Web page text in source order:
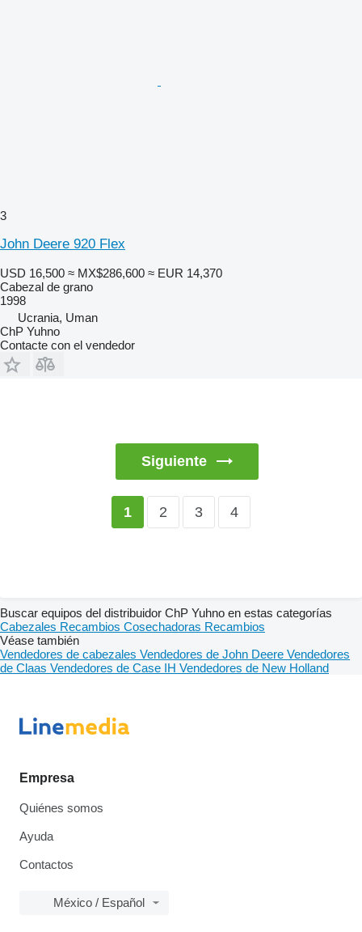
3
John Deere 920 Flex
USD 16,500 ≈ MX$286,600 ≈ EUR 14,370
Cabezal de grano
1998
Ucrania, Uman
ChP Yuhno
Contacte con el vendedor
Siguiente
1 2 3 4
Buscar equipos del distribuidor ChP Yuhno en estas categorías
Cabezales Recambios Cosechadoras Recambios
Véase también
Vendedores de cabezales Vendedores de John Deere Vendedores
de Claas Vendedores de Case IH Vendedores de New Holland
Empresa
Quiénes somos
Ayuda
Contactos
México / Español